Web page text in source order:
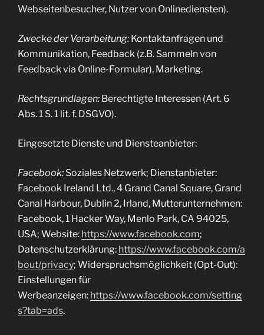
Webseitenbesucher, Nutzer von Onlinediensten).
Zwecke der Verarbeitung: Kontaktanfragen und
Kommunikation, Feedback (z.B. Sammeln von
Feedback via Online-Formular), Marketing.
Rechtsgrundlagen: Berechtigte Interessen (Art. 6
Abs. 1 S. 1 lit. f. DSGVO).
Eingesetzte Dienste und Diensteanbieter:
Facebook: Soziales Netzwerk; Dienstanbieter:
Facebook Ireland Ltd., 4 Grand Canal Square, Grand
Canal Harbour, Dublin 2, Irland, Mutterunternehmen:
Facebook, 1 Hacker Way, Menlo Park, CA 94025,
USA; Website: https://www.facebook.com;
Datenschutzerklärung: https://www.facebook.com/a
bout/privacy; Widerspruchsmöglichkeit (Opt-Out):
Einstellungen für
Werbeanzeigen: https://www.facebook.com/setting
s?tab=ads.